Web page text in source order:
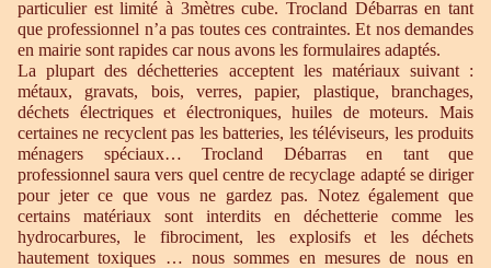
particulier est limité à 3mètres cube. Trocland Débarras en tant
que professionnel n’a pas toutes ces contraintes. Et nos demandes
en mairie sont rapides car nous avons les formulaires adaptés.
La plupart des déchetteries acceptent les matériaux suivant :
métaux, gravats, bois, verres, papier, plastique, branchages,
déchets électriques et électroniques, huiles de moteurs. Mais
certaines ne recyclent pas les batteries, les téléviseurs, les produits
ménagers spéciaux… Trocland Débarras en tant que
professionnel saura vers quel centre de recyclage adapté se diriger
pour jeter ce que vous ne gardez pas. Notez également que
certains matériaux sont interdits en déchetterie comme les
hydrocarbures, le fibrociment, les explosifs et les déchets
hautement toxiques … nous sommes en mesures de nous en